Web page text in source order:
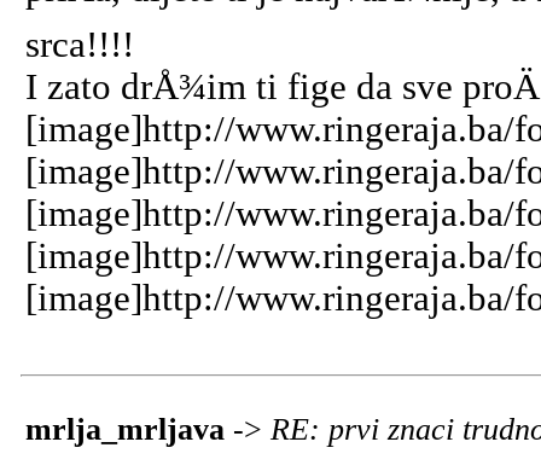
srca!!!!
I zato drÅ¾im ti fige da sve
[image]http://www.ringeraja.ba/
[image]http://www.ringeraja.ba/
[image]http://www.ringeraja.ba/
[image]http://www.ringeraja.ba/
[image]http://www.ringeraja.ba/
mrlja_mrljava -> RE: prvi znaci